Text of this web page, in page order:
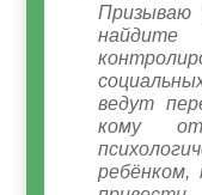
Призываю
ведут
кому
ребёнком,